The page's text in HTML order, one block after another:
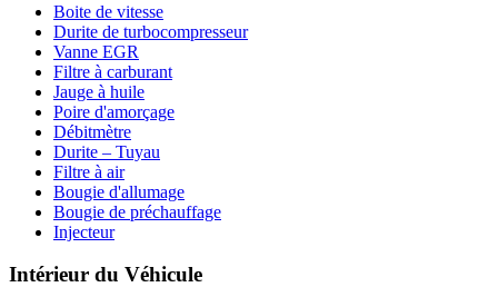
Boite de vitesse
Durite de turbocompresseur
Vanne EGR
Filtre à carburant
Jauge à huile
Poire d'amorçage
Débitmètre
Durite – Tuyau
Filtre à air
Bougie d'allumage
Bougie de préchauffage
Injecteur
Intérieur du Véhicule